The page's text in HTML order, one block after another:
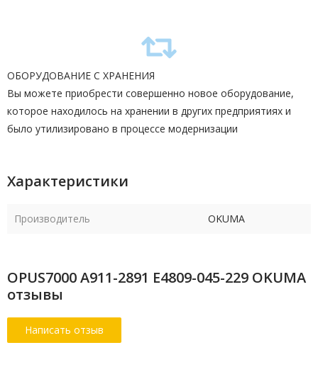
ОБОРУДОВАНИЕ С ХРАНЕНИЯ
Вы можете приобрести совершенно новое оборудование,
которое находилось на хранении в других предприятиях и
было утилизировано в процессе модернизации
Характеристики
Производитель OKUMA
OPUS7000 A911-2891 E4809-045-229 OKUMA
отзывы